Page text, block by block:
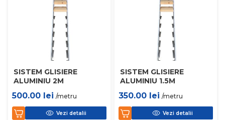
SISTEM GLISIERE
ALUMINIU 2M
500.00 lei /metru
Vezi detalii
SISTEM GLISIERE
ALUMINIU 1.5M
350.00 lei /metru
Vezi detalii